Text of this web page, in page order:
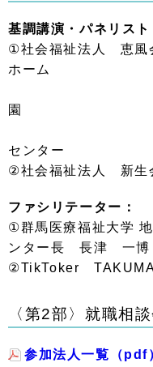
基調講演・パネリスト
①社会福祉法人 恵風
ホーム
特別養護
園
前橋市恵
センター
②社会福祉法人 新生
ファシリテーター：
①群馬医療福祉大学
ンター長 長津 一
②TikToker
〈第2部〉就職相談
参加法人一覧（pdf